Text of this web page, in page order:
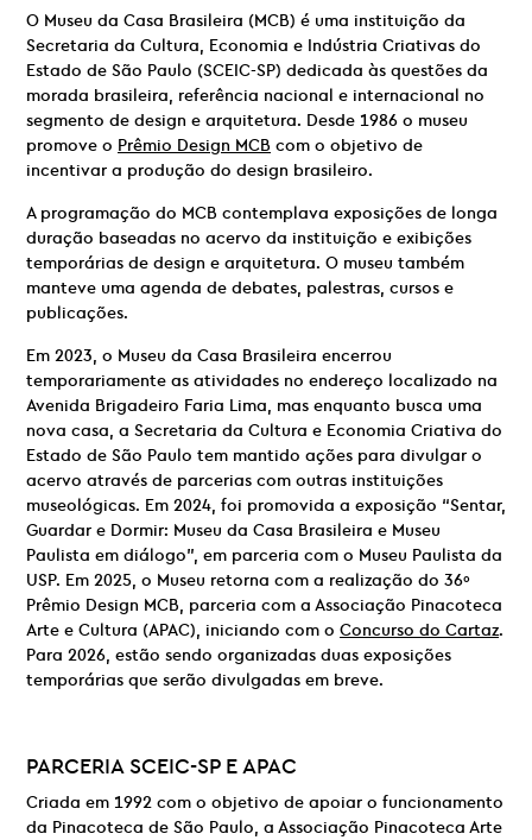
O Museu da Casa Brasileira (MCB) é uma instituição da
Secretaria da Cultura, Economia e Indústria Criativas do
Estado de São Paulo (SCEIC-SP) dedicada às questões da
morada brasileira, referência nacional e internacional no
segmento de design e arquitetura. Desde 1986 o museu
promove o Prêmio Design MCB com o objetivo de
incentivar a produção do design brasileiro.
A programação do MCB contemplava exposições de longa
duração baseadas no acervo da instituição e exibições
temporárias de design e arquitetura. O museu também
manteve uma agenda de debates, palestras, cursos e
publicações.
Em 2023, o Museu da Casa Brasileira encerrou
temporariamente as atividades no endereço localizado na
Avenida Brigadeiro Faria Lima, mas enquanto busca uma
nova casa, a Secretaria da Cultura e Economia Criativa do
Estado de São Paulo tem mantido ações para divulgar o
acervo através de parcerias com outras instituições
museológicas. Em 2024, foi promovida a exposição “Sentar,
Guardar e Dormir: Museu da Casa Brasileira e Museu
Paulista em diálogo”, em parceria com o Museu Paulista da
USP. Em 2025, o Museu retorna com a realização do 36º
Prêmio Design MCB, parceria com a Associação Pinacoteca
Arte e Cultura (APAC), iniciando com o Concurso do Cartaz.
Para 2026, estão sendo organizadas duas exposições
temporárias que serão divulgadas em breve.
PARCERIASCEIC-SP EAPAC
Criada em 1992 com o objetivo de apoiar o funcionamento
da Pinacoteca de São Paulo, a Associação Pinacoteca Arte